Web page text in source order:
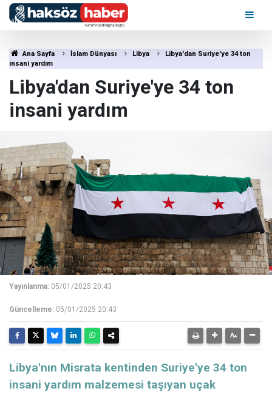
Ana Sayfa İslam Dünyası Libya
Libya'dan Suriye'ye 34 ton
insani yardım
Libya'dan Suriye'ye 34 ton
insani yardım
Yayınlanma: 05/01/2025 20:43
Güncelleme: 05/01/2025 20:43
Libya'nın Misrata kentinden Suriye'ye 34 ton
insani yardım malzemesi taşıyan uçak